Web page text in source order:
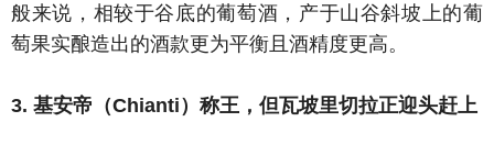
般来说，相较于谷底的葡萄酒，产于山谷斜坡上的葡
萄果实酿造出的酒款更为平衡且酒精度更高。
3. 基安帝（Chianti）称王，但瓦坡里切拉正迎头赶上